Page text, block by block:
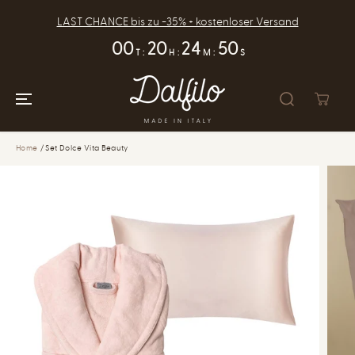
SPRINGENLAST CHANCE bis zu -35% + kostenloser Versand
00 T : 20 H : 24 M : 49 S
Home Set Dolce Vita Beauty